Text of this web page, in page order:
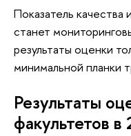
Показатель качества
станет
результаты оценки
минимальной планки
Результаты
факультетов